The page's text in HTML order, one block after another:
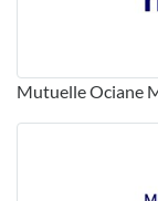
Mutuelle Ociane